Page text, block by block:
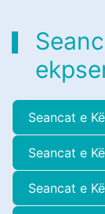
Seancat e
Seancat e
Seancat e